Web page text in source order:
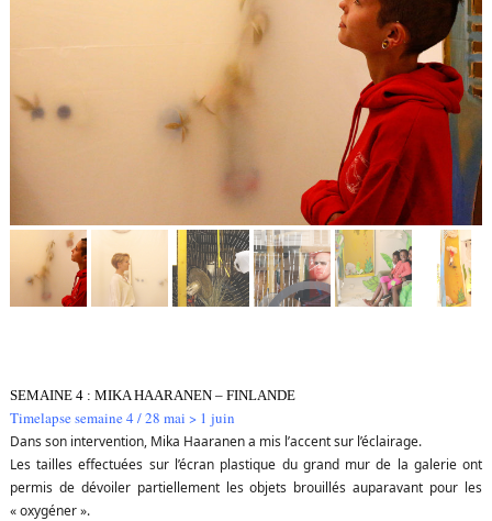
SEMAINE 4 : MIKA HAARANEN – FINLANDE
Timelapse semaine 4 / 28 mai > 1 juin
Dans son intervention, Mika Haaranen a mis l’accent sur l’éclairage.
Les tailles effectuées sur l’écran plastique du grand mur de la galerie ont
permis de dévoiler partiellement les objets brouillés auparavant pour les
« oxygéner ».